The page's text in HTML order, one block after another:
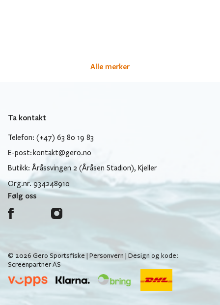
Alle merker
Ta kontakt
Telefon: (+47) 63 80 19 83
E-post: kontakt@gero.no
Butikk: Åråssvingen 2 (Åråsen Stadion), Kjeller
Org.nr. 934248910
Følg oss
© 2026 Gero Sportsfiske | Personvern | Design og kode:
Screenpartner AS